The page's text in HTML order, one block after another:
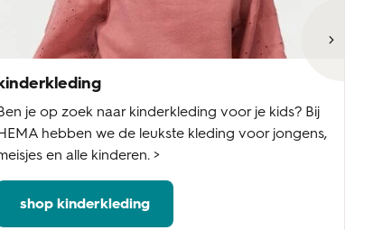
je op zoek naar kinderkleding voor je kids? Bij
hebben we de leukste kleding voor jongens,
en alle kinderen. >
shop kinderkleding